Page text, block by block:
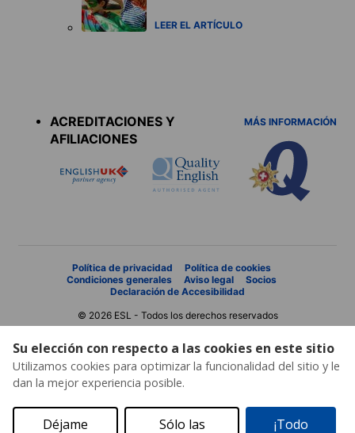
Su elección con respecto a las cookies en este sitio
Utilizamos cookies para optimizar la funcionalidad del sitio y le
dan la mejor experiencia posible.
¡Todo
Sólo las
Déjame
LEER EL ARTÍCULO
ACREDITACIONES Y
AFILIACIONES
MÁS INFORMACIÓN
Política de privacidad
Política de cookies
Condiciones generales
Aviso legal
Socios
Declaración de Accesibilidad
© 2026 ESL - Todos los derechos reservados